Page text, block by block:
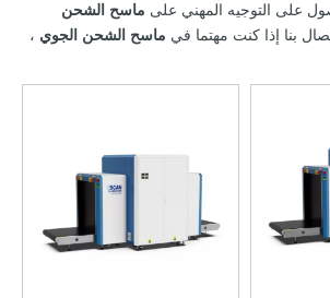
على التوجيه المهني على ماسح الشحن
بنا إذا كنت مهتما في ماسح الشحن الجوي ،